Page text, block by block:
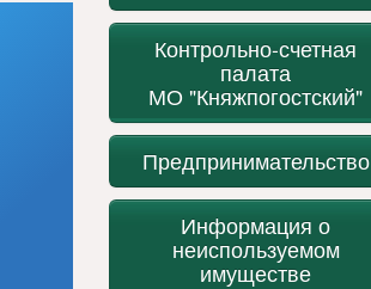
Контрольно-счетная
палата
МО "Княжпогостский"
Предпринимательство
Информация о
неиспользуемом
имуществе